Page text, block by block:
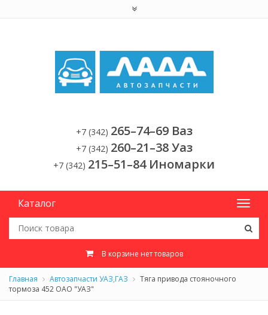
+7 (342) 265–74–69 Ваз
+7 (342) 260–21–38 Уаз
+7 (342) 215–51–84 Иномарки
Каталог
В корзине нет товаров
Главная Автозапчасти УАЗ,ГАЗ
Тяга привода стояночного
тормоза 452 ОАО "УАЗ"